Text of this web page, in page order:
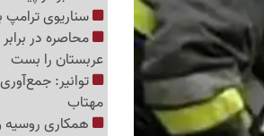
سناریوی ترامپ
محاصره در
عربستان را بست
مهتاب
همکاری روسیه